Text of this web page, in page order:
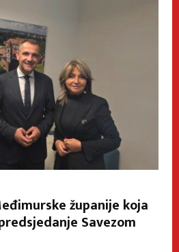
županije koja
Savezom